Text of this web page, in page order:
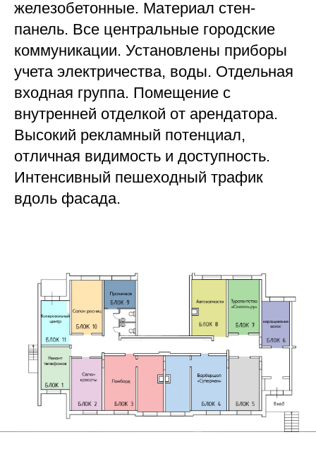
железобетонные. Материал стен-
панель. Все центральные городские
коммуникации. Установлены приборы
учета электричества, воды. Отдельная
входная группа. Помещение с
внутренней отделкой от арендатора.
Высокий рекламный потенциал,
отличная видимость и доступность.
Интенсивный пешеходный трафик
вдоль фасада.